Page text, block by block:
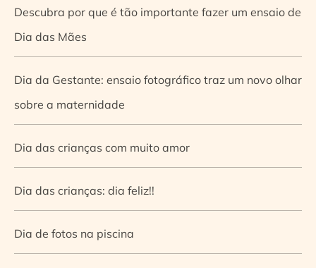
Descubra por que é tão importante fazer um ensaio de
Dia das Mães
Dia da Gestante: ensaio fotográfico traz um novo olhar
sobre a maternidade
Dia das crianças com muito amor
Dia das crianças: dia feliz!!
Dia de fotos na piscina